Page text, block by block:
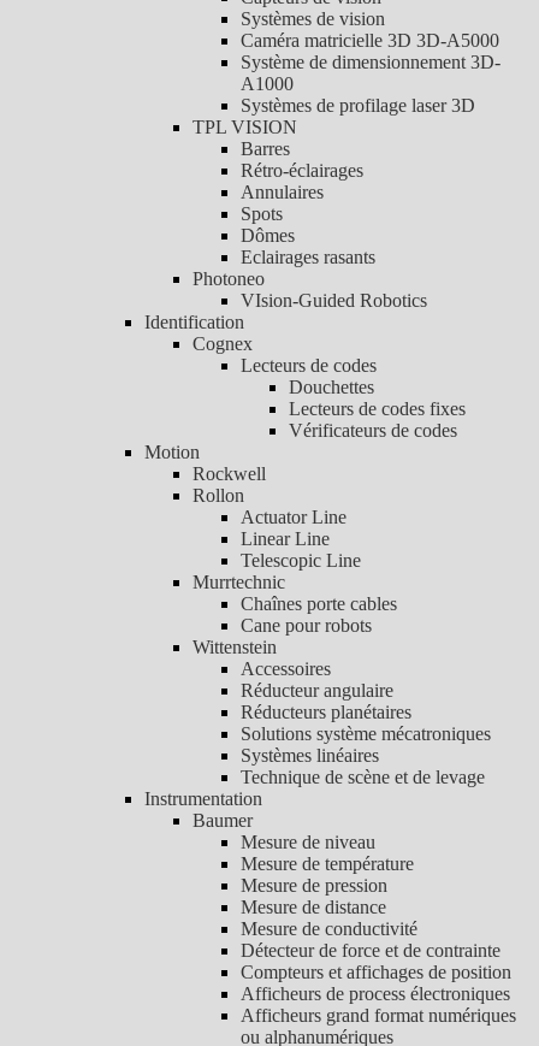
Systèmes de vision
Caméra matricielle 3D 3D-A5000
Système de dimensionnement 3D-
A1000
Systèmes de profilage laser 3D
TPL VISION
Barres
Rétro-éclairages
Annulaires
Spots
Dômes
Eclairages rasants
Photoneo
VIsion-Guided Robotics
Identification
Cognex
Lecteurs de codes
Douchettes
Lecteurs de codes fixes
Vérificateurs de codes
Motion
Rockwell
Rollon
Actuator Line
Linear Line
Telescopic Line
Murrtechnic
Chaînes porte cables
Cane pour robots
Wittenstein
Accessoires
Réducteur angulaire
Réducteurs planétaires
Solutions système mécatroniques
Systèmes linéaires
Technique de scène et de levage
Instrumentation
Baumer
Mesure de niveau
Mesure de température
Mesure de pression
Mesure de distance
Mesure de conductivité
Détecteur de force et de contrainte
Compteurs et affichages de position
Afficheurs de process électroniques
Afficheurs grand format numériques
ou alphanumériques